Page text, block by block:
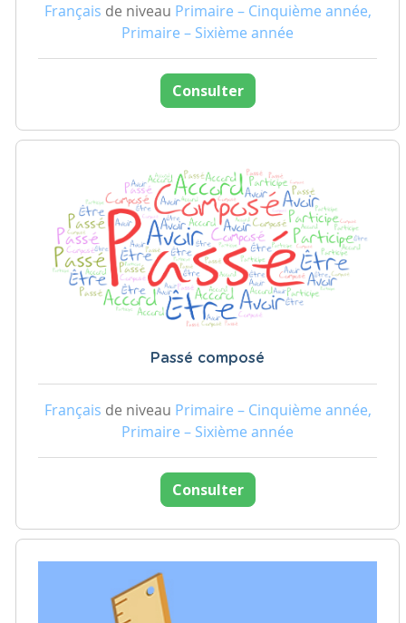
Français de niveau Primaire – Cinquième année,
Primaire – Sixième année
Consulter
Passé composé
Français de niveau Primaire – Cinquième année,
Primaire – Sixième année
Consulter